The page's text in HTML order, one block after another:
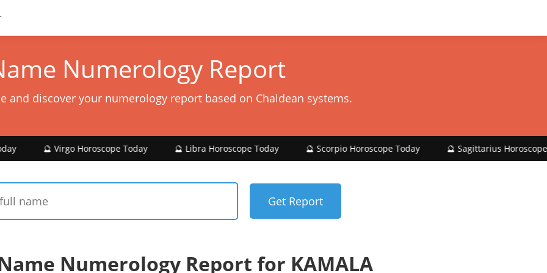
Numerology Report
and discover your numerology report based on Chaldean systems.
Horoscope Today 🔮 Libra Horoscope Today 🔮 Scorpio Horoscope Today 🔮 Sagittarius Horoscope Today
Numerology Report for KAMALA